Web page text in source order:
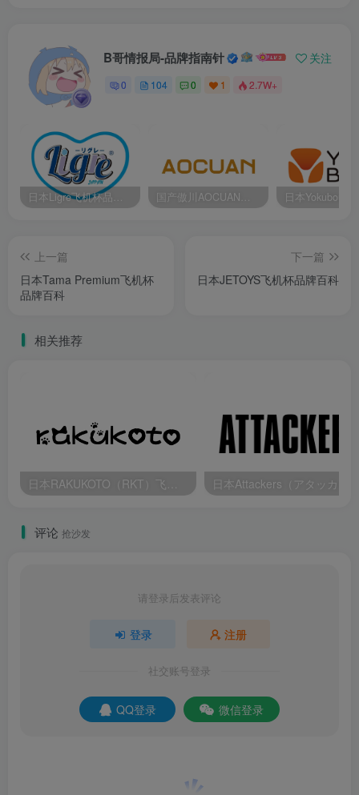
B哥情报局-品牌指南针 关注
0 104 0 1 2.7W+
日本Ligre飞机杯品牌百科 国产傲川AOCUAN飞机杯品牌百科
上一篇
日本Tama Premium飞机杯
品牌百科
下一篇
日本JETOYS飞机杯品牌百科
相关推荐
评论 抢沙发
请登录后发表评论
登录 注册
社交账号登录
QQ登录 微信登录